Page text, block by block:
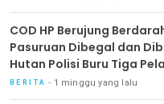
COD HP Berujung
Pasuruan Dibegal dan
Hutan Polisi Buru Tiga
BERITA 1 minggu yang lalu